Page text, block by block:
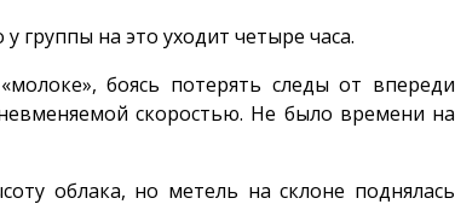
группы на это уходит четыре часа.
боясь потерять следы от впереди
скоростью. Не было времени на
облака, но метель на склоне поднялась